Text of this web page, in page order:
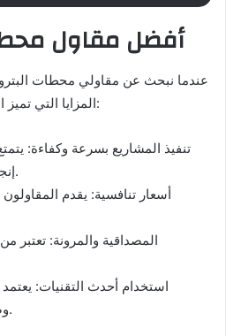
أفضل مقاول
عندما نبحث عن مقاولي محطات
المزايا التي تميز الأفضل في هذا المجال، ومنها:
تنفيذ المشاريع بسرعة وكفاءة:
إنجاز المشاريع في وقت قياسي.
أسعار تنافسية: يقدم
المصداقية والمرونة: تعتبر
استخدام أحدث التقنيات:
وضمانات سلامة وصحة العملاء.